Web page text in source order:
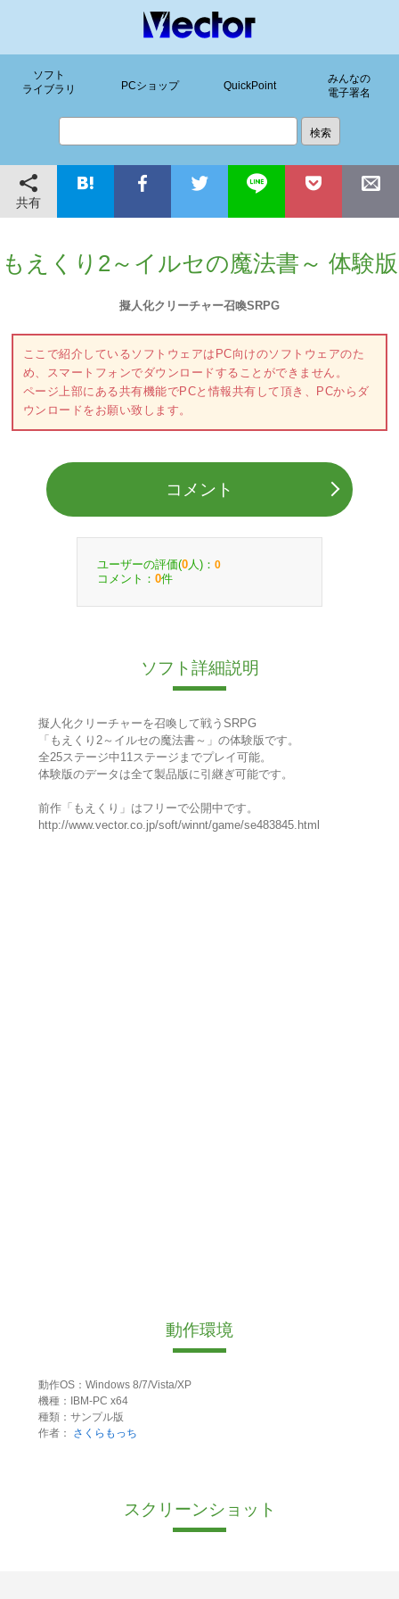
ソフト
ライブラリ
PCショップ QuickPoint
みんなの
電子署名
共有
もえくり2～イルセの魔法書～ 体験版
擬人化クリーチャー召喚SRPG
ここで紹介しているソフトウェアはPC向けのソフトウェアのた
め、スマートフォンでダウンロードすることができません。
ページ上部にある共有機能でPCと情報共有して頂き、PCからダ
ウンロードをお願い致します。
コメント
ユーザーの評価(0 人)： 0
コメント： 0件
ソフト詳細説明
擬人化クリーチャーを召喚して戦うSRPG
「もえくり2～イルセの魔法書～」の体験版です。
全25ステージ中11ステージまでプレイ可能。
体験版のデータは全て製品版に引継ぎ可能です。
前作「もえくり」はフリーで公開中です。
http://www.vector.co.jp/soft/winnt/game/se483845.html
動作環境
動作OS：Windows 8/7/Vista/XP
機種：IBM-PC x64
種類：サンプル版
作者：
さくらもっち
スクリーンショット